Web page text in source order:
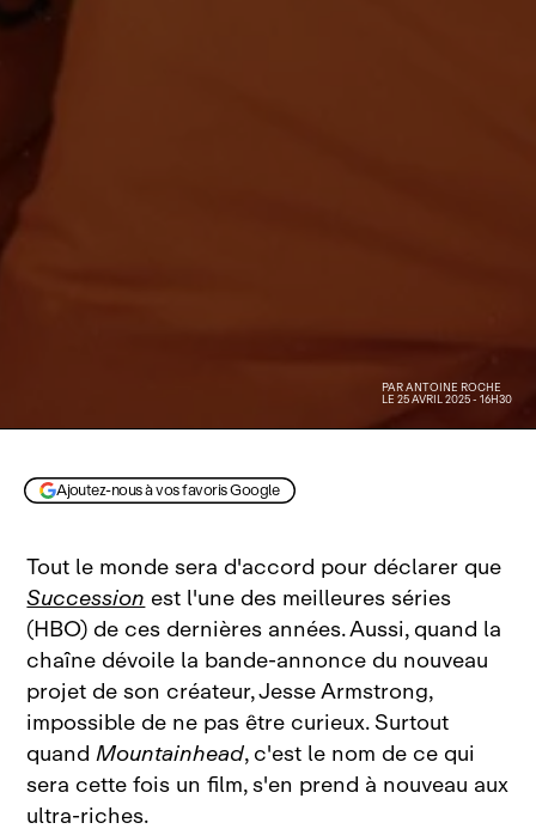
PARANTOINE ROCHE
LE 25 AVRIL 2025 - 16H30
Ajoutez-nous à vos favoris Google
Tout le monde sera d'accord pour déclarer que
Successionest l'une des meilleures séries
(HBO) de ces dernières années. Aussi, quand la
chaîne dévoile la bande‑annonce du nouveau
projet de son créateur, Jesse Armstrong,
impossible de ne pas être curieux. Surtout
quandMountainhead, c'est le nom de ce qui
sera cette fois un film, s'en prend à nouveau aux
ultra‑riches.